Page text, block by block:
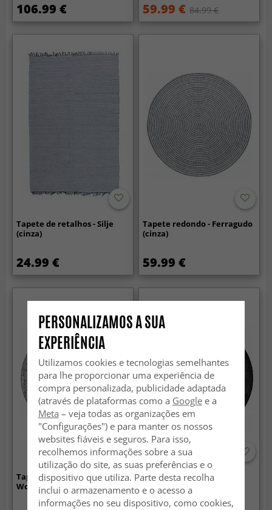
106.99 € 59.99 € 84.99 €
Tapete de retalhos - Silje
(cinza)
24.99 €
Tapete redondo - Ferragudo
(cinza)
59.99 €
Tapete redondo - Avafors
Wool Bubble (cinza)
Tapete redondo - Megara
(cinza)
PERSONALIZAMOS A SUA
EXPERIÊNCIA
Utilizamos cookies e tecnologias semelhantes
para lhe proporcionar uma experiência de
compra personalizada, publicidade adaptada
(através de plataformas como a Googlee a
Meta – veja todas as organizações em
"Configurações") e para manter os nossos
websites fiáveis e seguros. Para isso,
recolhemos informações sobre a sua
utilização do site, as suas preferências e o
dispositivo que utiliza. Parte desta recolha
inclui o armazenamento e o acesso a
informações no seu dispositivo, como cookies,